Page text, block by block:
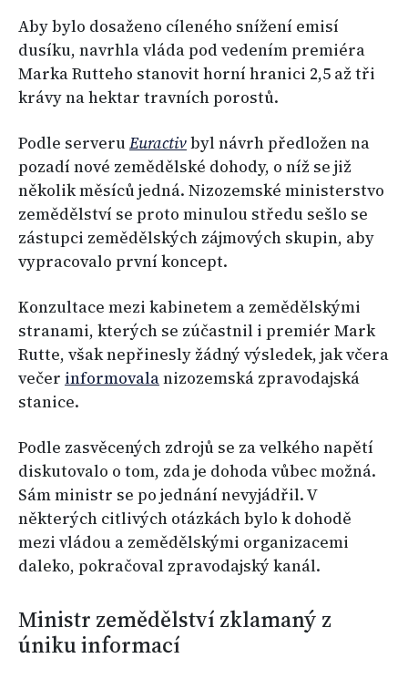
Aby bylo dosaženo cíleného snížení emisí
dusíku, navrhla vláda pod vedením premiéra
Marka Rutteho stanovit horní hranici 2,5 až tři
krávy na hektar travních porostů.
Podle serveruEuractivbyl návrh předložen na
pozadí nové zemědělské dohody, o níž se již
několik měsíců jedná. Nizozemské ministerstvo
zemědělství se proto minulou středu sešlo se
zástupci zemědělských zájmových skupin, aby
vypracovalo první koncept.
Konzultace mezi kabinetem a zemědělskými
stranami, kterých se zúčastnil i premiér Mark
Rutte, však nepřinesly žádný výsledek, jak včera
večer informovalanizozemská zpravodajská
stanice.
Podle zasvěcených zdrojů se za velkého napětí
diskutovalo o tom, zda je dohoda vůbec možná.
Sám ministr se po jednání nevyjádřil. V
některých citlivých otázkách bylo k dohodě
mezi vládou a zemědělskými organizacemi
daleko, pokračoval zpravodajský kanál.
Ministr zemědělství zklamaný z
úniku informací